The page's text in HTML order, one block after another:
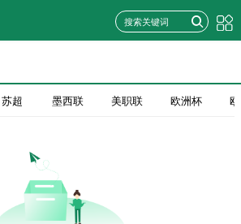
苏超 墨西联 美职联 欧洲杯